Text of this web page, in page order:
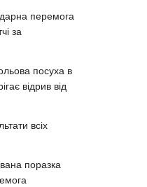
перемога
за
посуха в
відрив від
всіх
поразка